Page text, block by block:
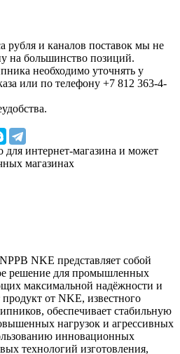
рубля и каналов поставок мы не
на большинство позиций.
необходимо уточнять у
или по телефону +7 812 363-4-
для интернет-магазина и может
магазинах
NKE представляет собой
решение для промышленных
максимальной надёжности и
от NKE, известного
обеспечивает стабильную
нагрузок и агрессивных
инновационных
технологий изготовления,